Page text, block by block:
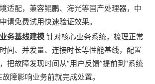
适配，兼容鲲鹏、海光等国产处理器，中
请免费试用快速验证效果。
务基线建模 针对核心业务系统，梳理正常
间、并发量、连接时长等性能基线，配置
把故障发现时间从“用户反馈”提前到“系统
障影响业务前就完成处置。